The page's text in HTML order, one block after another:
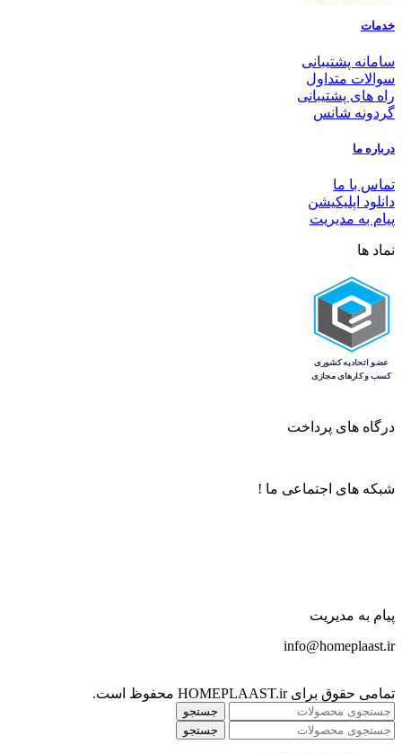
خدمات
سامانه پشتیبانی
سوالات متداول
راه های پشتیبانی
گردونه شانس
درباره ما
تماس با ما
دانلود اپلیکیشن
پیام به مدیریت
نماد ها
درگاه های پرداخت
شبکه های اجتماعی ما !
پیام به مدیریت
info@homeplaast.ir
تمامی حقوق برای HOMEPLAAST.ir محفوظ است.
جستجو
جستجو